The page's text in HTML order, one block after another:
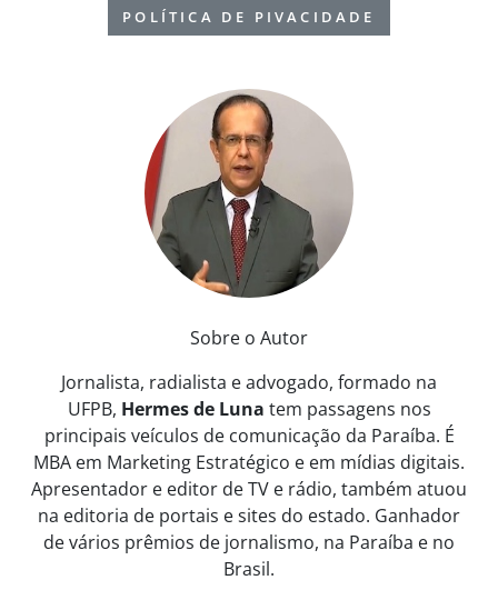
POLÍTICA DE PIVACIDADE
Sobre o Autor
Jornalista, radialista e advogado, formado na
UFPB, Hermes de Luna tem passagens nos
principais veículos de comunicação da Paraíba. É
MBA em Marketing Estratégico e em mídias digitais.
Apresentador e editor de TV e rádio, também atuou
na editoria de portais e sites do estado. Ganhador
de vários prêmios de jornalismo, na Paraíba e no
Brasil.